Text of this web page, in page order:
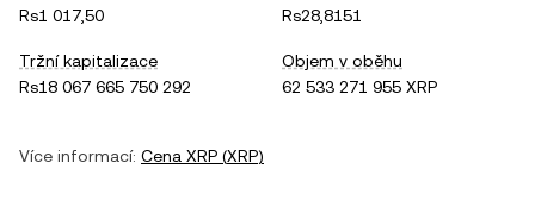
Rs1 017,50
Rs28,8151
Tržní kapitalizace
Rs18 067 665 750 292
Objem v oběhu
62 533 271 955 XRP
Více informací: Cena XRP (XRP)